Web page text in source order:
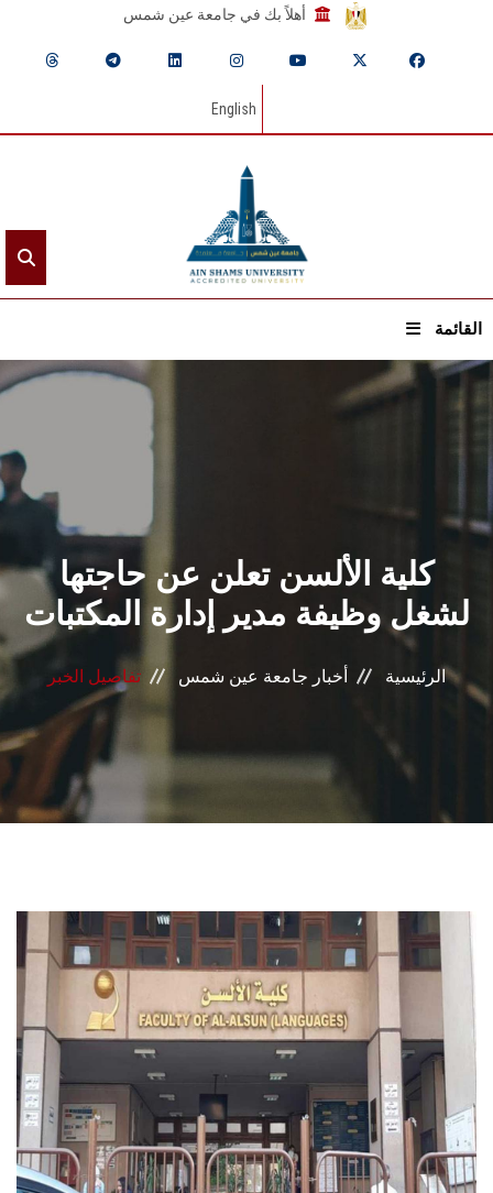
أهلاً بك في جامعة عين شمس
English
القائمة
الرئيسيـة
عن الجامعة
القطاعـات
الشئون الأكاديمية
البحث العلمي
الرعاية الصحية
المراكز والوحدات
الأنظمة الذكية
تواصل معنا
الطلاب
هيئة التدريس
الدراسات العليا
الخريجين
كلية الألسن تعلن عن حاجتها
لشغل وظيفة مدير إدارة المكتبات
الرئيسية أخبار جامعة عين شمس تفاصيل الخبر